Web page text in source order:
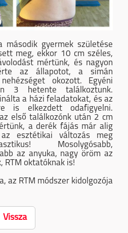
második gyermek születése
meg, ekkor 10 cm széles,
mértünk, és nagyon
az állapotot, a simán
okozott. Egyéni
3 hetente találkoztunk.
a házi feladatokat, és az
is elkezdett odafigyelni.
első találkozónk után 2 cm
a derék fájás már alig
esztétikai változás meg
Mosolygósabb,
az anyuka, nagy öröm az
RTM oktatóknak is!
az RTM módszer kidolgozója
Vissza